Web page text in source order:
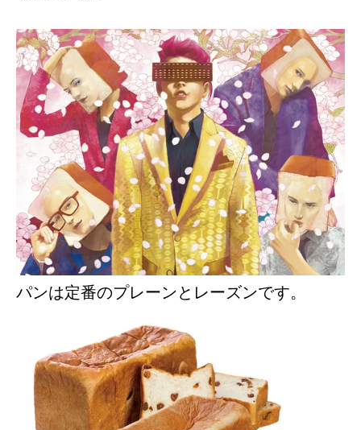
パンは定番のプレーンとレーズンです。